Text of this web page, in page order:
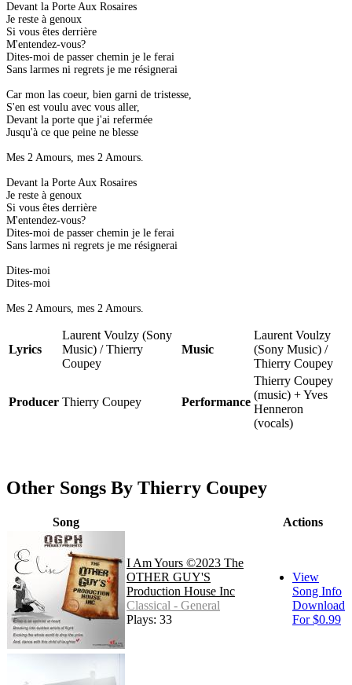
Devant la Porte Aux Rosaires
Je reste à genoux
Si vous êtes derrière
M'entendez-vous?
Dites-moi de passer chemin je le ferai
Sans larmes ni regrets je me résignerai
Car mon las coeur, bien garni de tristesse,
S'en est voulu avec vous aller,
Devant la porte que j'ai refermée
Jusqu'à ce que peine ne blesse
Mes 2 Amours, mes 2 Amours.
Devant la Porte Aux Rosaires
Je reste à genoux
Si vous êtes derrière
M'entendez-vous?
Dites-moi de passer chemin je le ferai
Sans larmes ni regrets je me résignerai
Dites-moi
Dites-moi
Mes 2 Amours, mes 2 Amours.
Lyrics
Laurent Voulzy (Sony
Music) / Thierry
Coupey
Music
Laurent Voulzy
(Sony Music) /
Thierry Coupey
Producer Thierry Coupey Performance
Thierry Coupey
(music) + Yves
Henneron
(vocals)
Other Songs By Thierry Coupey
Song Actions
I Am Yours ©2023 The
OTHER GUY'S
Production House Inc
Classical - General
Plays: 33
View
Song Info
Download
For $0.99